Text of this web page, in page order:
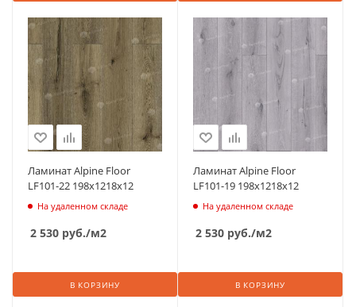
Ламинат Alpine Floor
LF101-22 198х1218х12
На удаленном складе
2 530 руб./м2
В КОРЗИНУ
Ламинат Alpine Floor
LF101-19 198х1218х12
На удаленном складе
2 530 руб./м2
В КОРЗИНУ